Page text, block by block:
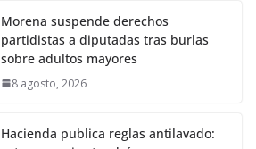
Morena suspende derechos
partidistas a diputadas tras burlas
sobre adultos mayores
8 agosto, 2026
Hacienda publica reglas antilavado: